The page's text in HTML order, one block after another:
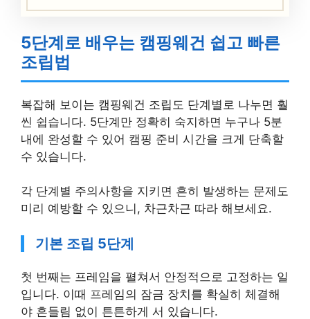
5단계로 배우는 캠핑웨건 쉽고 빠른
조립법
복잡해 보이는 캠핑웨건 조립도 단계별로 나누면 훨
씬 쉽습니다. 5단계만 정확히 숙지하면 누구나 5분
내에 완성할 수 있어 캠핑 준비 시간을 크게 단축할
수 있습니다.
각 단계별 주의사항을 지키면 흔히 발생하는 문제도
미리 예방할 수 있으니, 차근차근 따라 해보세요.
기본 조립 5단계
첫 번째는 프레임을 펼쳐서 안정적으로 고정하는 일
입니다. 이때 프레임의 잠금 장치를 확실히 체결해
야 흔들림 없이 튼튼하게 서 있습니다.